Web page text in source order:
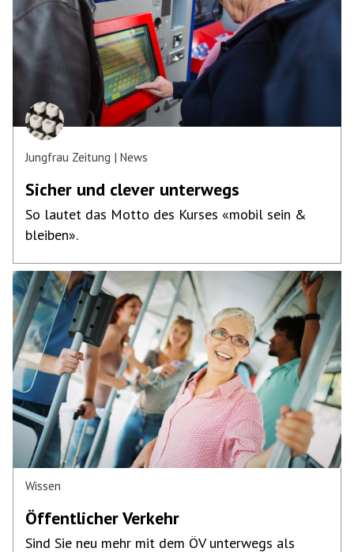
Jungfrau Zeitung News
Sicher und clever unterwegs
So lautet das Motto des Kurses «mobil sein &
bleiben».
Wissen
Öffentlicher Verkehr
Sind Sie neu mehr mit dem ÖV unterwegs als